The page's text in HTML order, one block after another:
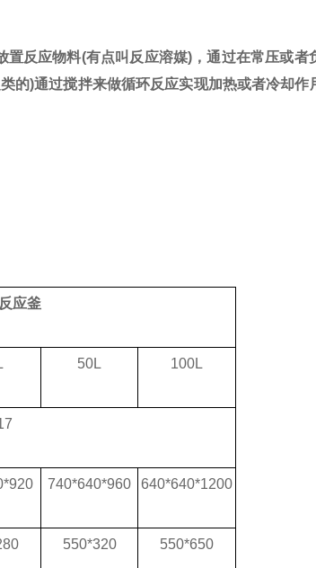
应物料(有点叫反应溶媒)，通过在常压或者
的)通过搅拌来做循环反应实现加热或者冷却
应釜
50L 100L
740*640*960 640*640*1200
550*320 550*650